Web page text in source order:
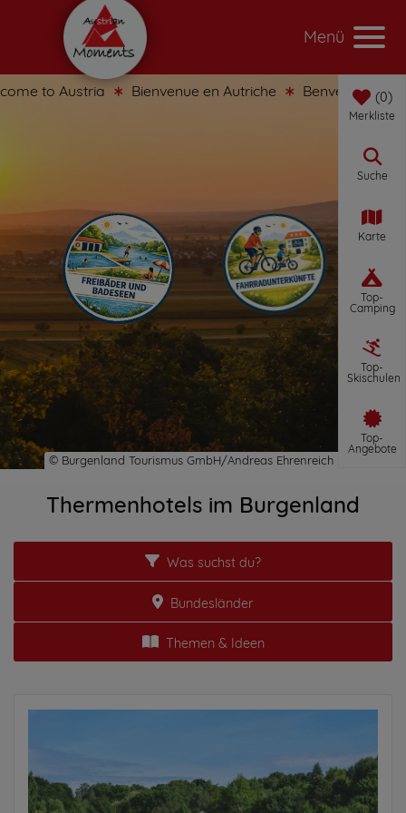
Menü
to Austria Bienvenue en Autriche Benvenuti in 0
Merkliste
Suche
Karte
Top-
Camping
Top-
Skischulen
Top-
Angebote
Thermenhotels im Burgenland
Was suchst du?
Bundesländer
Themen & Ideen